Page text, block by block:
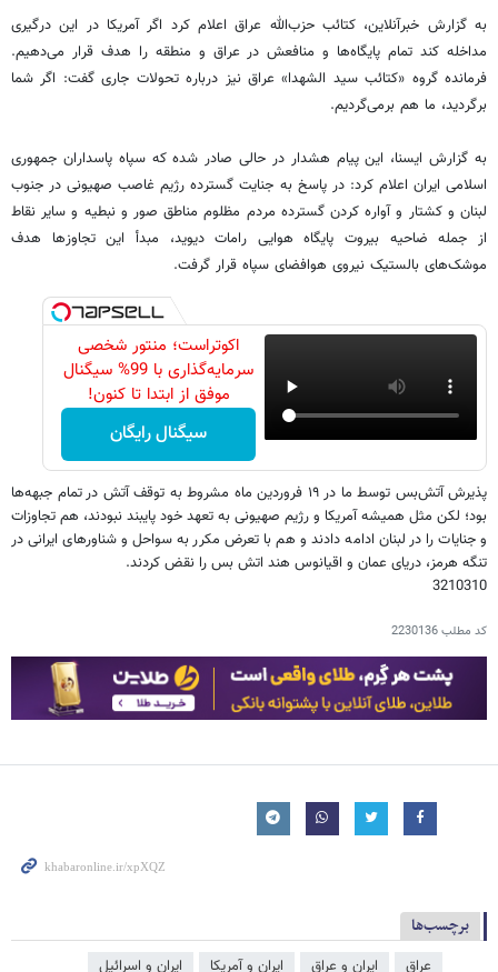
به گزارش خبرآنلاین، کتائب حزب‌الله عراق اعلام کرد اگر آمریکا در این درگیری
مداخله کند تمام پایگاه‌ها و منافعش در عراق و منطقه را هدف قرار می‌دهیم.
فرمانده گروه «کتائب سید الشهدا» عراق نیز درباره تحولات جاری گفت: اگر شما
برگردید، ما هم برمی‌گردیم.
به گزارش ایسنا، این پیام هشدار در حالی صادر شده که سپاه پاسداران جمهوری
اسلامی ایران اعلام کرد: در پاسخ به جنایت گسترده رژیم غاصب صهیونی در جنوب
لبنان و کشتار و آواره کردن گسترده مردم مظلوم مناطق صور و نبطیه و سایر نقاط
از جمله ضاحیه بیروت پایگاه هوایی رامات دیوید، مبدأ این تجاوزها هدف
موشک‌های بالستیک نیروی هوافضای سپاه قرار گرفت.
اکوتراست؛ منتور شخصی
سرمایه‌گذاری با 99% سیگنال
موفق از ابتدا تا کنون!
سیگنال رایگان
پذیرش آتش‌بس توسط ما در ۱۹ فروردین ماه مشروط به توقف آتش در تمام جبهه‌ها
بود؛ لکن مثل همیشه آمریکا و رژیم صهیونی به تعهد خود پایبند نبودند، هم تجاوزات
و جنایات را در لبنان ادامه دادند و هم با تعرض مکرر به سواحل و شناورهای ایرانی در
تنگه هرمز، دریای عمان و اقیانوس هند اتش بس را نقض کردند.
3210310
کد مطلب2230136
برچسب‌ها
عراق ایران و عراق ایران و آمریکا ایران و اسرائیل